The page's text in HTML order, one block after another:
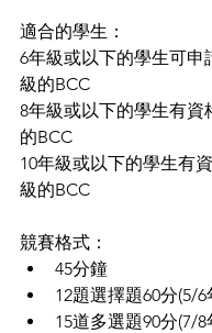
適合的學生：
6年級或以下的學生可申
級的BCC
8年級或以下的學生有資
的BCC
10年級或以下的學生有
級的BCC
競賽格式：
45分鐘
12題選擇題60分(5/6
15道多選題90分(7/